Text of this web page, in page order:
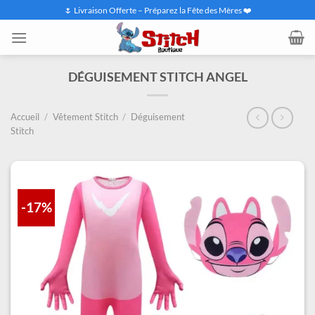
contenu
🌷 Livraison Offerte – Préparez la Fête des Mères ❤️
DÉGUISEMENT STITCH ANGEL
Accueil / Vêtement Stitch / Déguisement
Stitch
-17%